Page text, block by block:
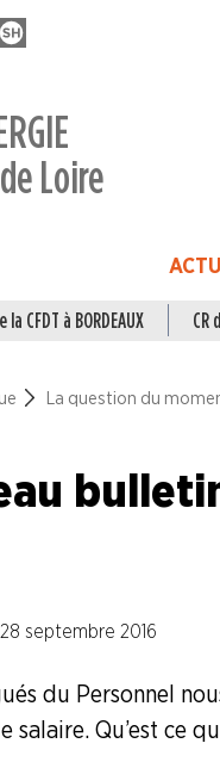
Loire
CFDT à BORDEAUX CR
La question du
septembre 2016
du Personnel
salaire. Qu’est ce